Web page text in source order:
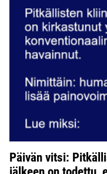
Päivän vitsi: